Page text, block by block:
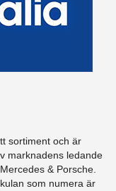
sortiment och är
marknadens ledande
& Porsche.
som numera är